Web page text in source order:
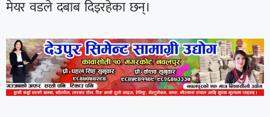
मेयर वडले दबाब दिइरहेका छन्।